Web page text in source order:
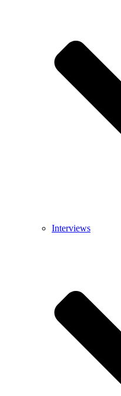
Interviews